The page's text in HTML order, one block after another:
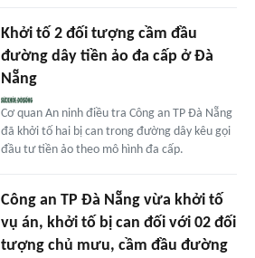
Khởi tố 2 đối tượng cầm đầu
đường dây tiền ảo đa cấp ở Đà
Nẵng
Cơ quan An ninh điều tra Công an TP Đà Nẵng
đã khởi tố hai bị can trong đường dây kêu gọi
đầu tư tiền ảo theo mô hình đa cấp.
Công an TP Đà Nẵng vừa khởi tố
vụ án, khởi tố bị can đối với 02 đối
tượng chủ mưu, cầm đầu đường